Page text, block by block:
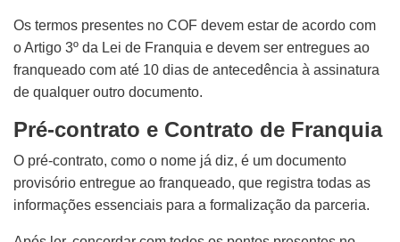
Os termos presentes no COF devem estar de acordo com
o Artigo 3º da Lei de Franquia e devem ser entregues ao
franqueado com até 10 dias de antecedência à assinatura
de qualquer outro documento.
Pré-contrato e Contrato de Franquia
O pré-contrato, como o nome já diz, é um documento
provisório entregue ao franqueado, que registra todas as
informações essenciais para a formalização da parceria.